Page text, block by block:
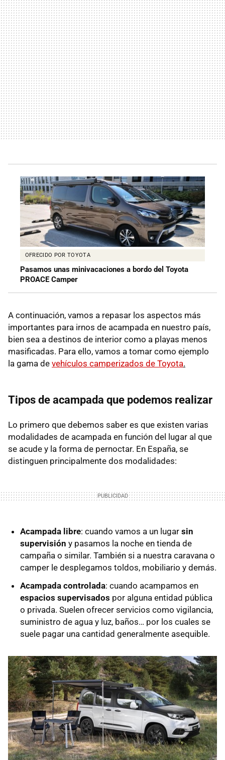
OFRECIDO POR TOYOTA
Pasamos unas minivacaciones a bordo del Toyota
PROACE Camper
A continuación, vamos a repasar los aspectos más
importantes para irnos de acampada en nuestro país,
bien sea a destinos de interior como a playas menos
masificadas. Para ello, vamos a tomar como ejemplo
la gama de vehículos camperizados de Toyota.
Tipos de acampada que podemos realizar
Lo primero que debemos saber es que existen varias
modalidades de acampada en función del lugar al que
se acude y la forma de pernoctar. En España, se
distinguen principalmente dos modalidades:
Acampada libre: cuando vamos a un lugar sin
supervisión y pasamos la noche en tienda de
campaña o similar. También si a nuestra caravana o
camper le desplegamos toldos, mobiliario y demás.
Acampada controlada: cuando acampamos en
espacios supervisados por alguna entidad pública
o privada. Suelen ofrecer servicios como vigilancia,
suministro de agua y luz, baños… por los cuales se
suele pagar una cantidad generalmente asequible.